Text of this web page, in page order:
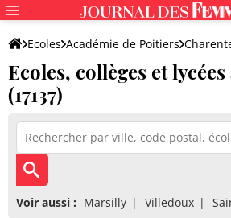
Ecoles Académie de Poitiers
Ecoles, collèges et
(17137)
Voir aussi : Marsilly Villedoux